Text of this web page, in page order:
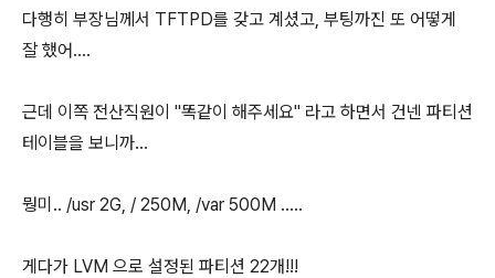
다행히 부장님께서 TFTPD를 갖고 계셨고, 부팅까진 또 어떻게
잘 했어....
근데 이쪽 전산직원이 "똑같이 해주세요" 라고 하면서 건넨 파티션
테이블을 보니까...
뭥미.. /usr 2G, / 250M, /var 500M .....
게다가 LVM 으로 설정된 파티션 22개!!!